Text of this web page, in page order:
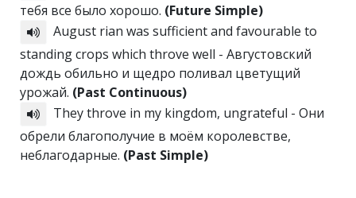
тебя все было хорошо. (Future Simple)
August rian was sufficient and favourable to
standing crops which throve well - Августовский
дождь обильно и щедро поливал цветущий
урожай. (Past Continuous)
They throve in my kingdom, ungrateful - Они
обрели благополучие в моём королевстве,
неблагодарные. (Past Simple)